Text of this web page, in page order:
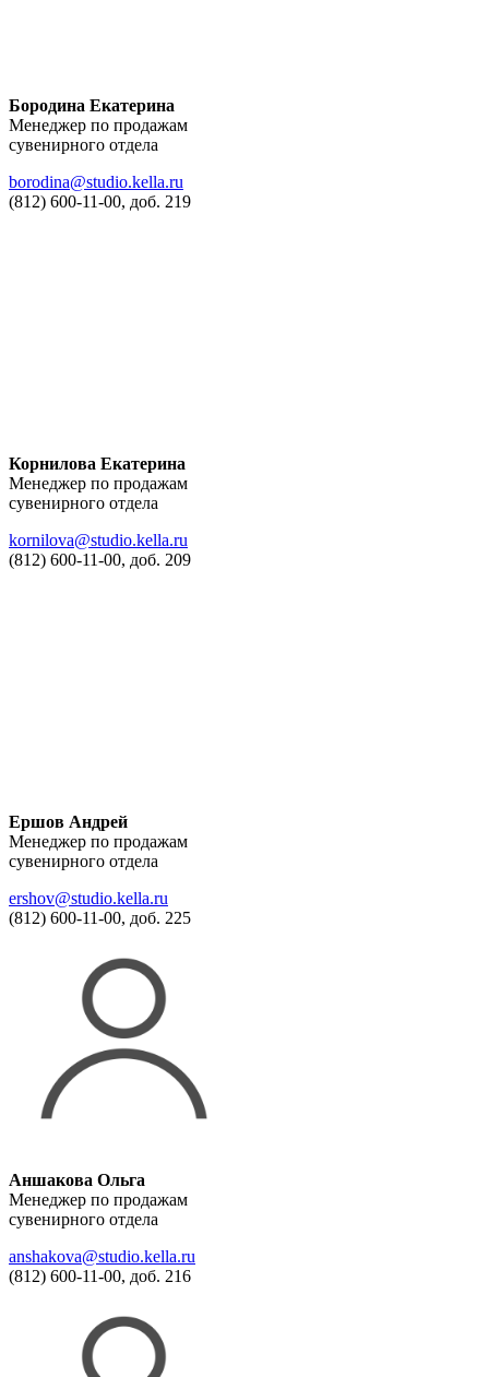
Бородина Екатерина
Менеджер по продажам
сувенирного отдела
borodina@studio.kella.ru
(812) 600-11-00, доб. 219
Корнилова Екатерина
Менеджер по продажам
сувенирного отдела
kornilova@studio.kella.ru
(812) 600-11-00, доб. 209
Ершов Андрей
Менеджер по продажам
сувенирного отдела
ershov@studio.kella.ru
(812) 600-11-00, доб. 225
Аншакова Ольга
Менеджер по продажам
сувенирного отдела
anshakova@studio.kella.ru
(812) 600-11-00, доб. 216